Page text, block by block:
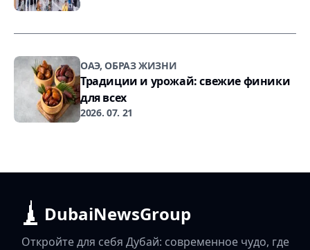
ОАЭ, ОБРАЗ ЖИЗНИ
Традиции и урожай: свежие финики
для всех
2026. 07. 21
DubaiNewsGroup
Откройте для себя Дубай: современное чудо, где